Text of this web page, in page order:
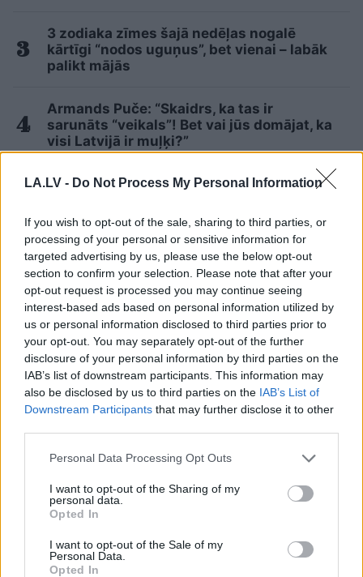
LA.LV - Do Not Process My Personal Information
If you wish to opt-out of the sale, sharing to third parties, or
processing of your personal or sensitive information for
targeted advertising by us, please use the below opt-out
section to confirm your selection. Please note that after your
opt-out request is processed you may continue seeing
interest-based ads based on personal information utilized by
us or personal information disclosed to third parties prior to
your opt-out. You may separately opt-out of the further
disclosure of your personal information by third parties on the
IAB’s list of downstream participants. This information may
also be disclosed by us to third parties on the IAB’s List of
Downstream Participants that may further disclose it to other
Please note that this website/app uses one or more Google
not limited to your visit or usage behaviour. You may click to
grant or deny consent to Google and its third-party tags to
use your data for below specified purposes in below Google
consent section.
Personal Data Processing Opt Outs
I want to opt-out of the Sharing of my
personal data.
Opted In
I want to opt-out of the Sale of my
Personal Data.
Opted In
3 zodiaka zīmes šajā nedēļas nogalē
kārtīgi “nodos uguņus”, bet vienai – labāk
palikt mājās
Armands Puče: “Skaidrs, ka tas ir
sarunāts “veikals”! Bet vai jūs domājat, ka
visi Latvijā ir muļķi?”
ASVizlūkdienesti atklāj Putina iespējamo
Lasīt citas ziņas
“Es neesmu muļķe!”
Elīna Didrihsone atklāj,
sadzīvot ar visu, kas
Horoskopi7. augustam.
Šodien vislabāk par tevi
nav nepieciešams visu